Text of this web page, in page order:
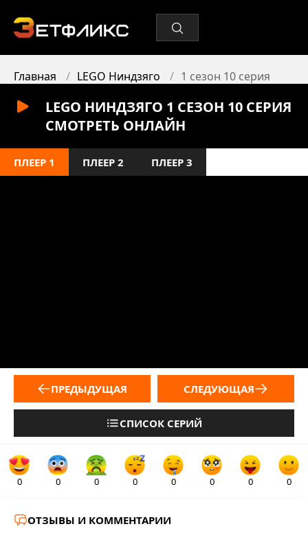
Главная LEGO Ниндзяго 1 сезон 10 серия
LEGO НИНДЗЯГО 1 СЕЗОН 10 СЕРИЯ
СМОТРЕТЬ ОНЛАЙН
ПЛЕЕР 1 ПЛЕЕР 2 ПЛЕЕР 3
ПРЕДЫДУЩАЯ
СПИСОК СЕРИЙ
СЛЕДУЮЩАЯ
0 0 0 0 0 0 0 0
ОТЗЫВЫ И КОММЕНТАРИИ